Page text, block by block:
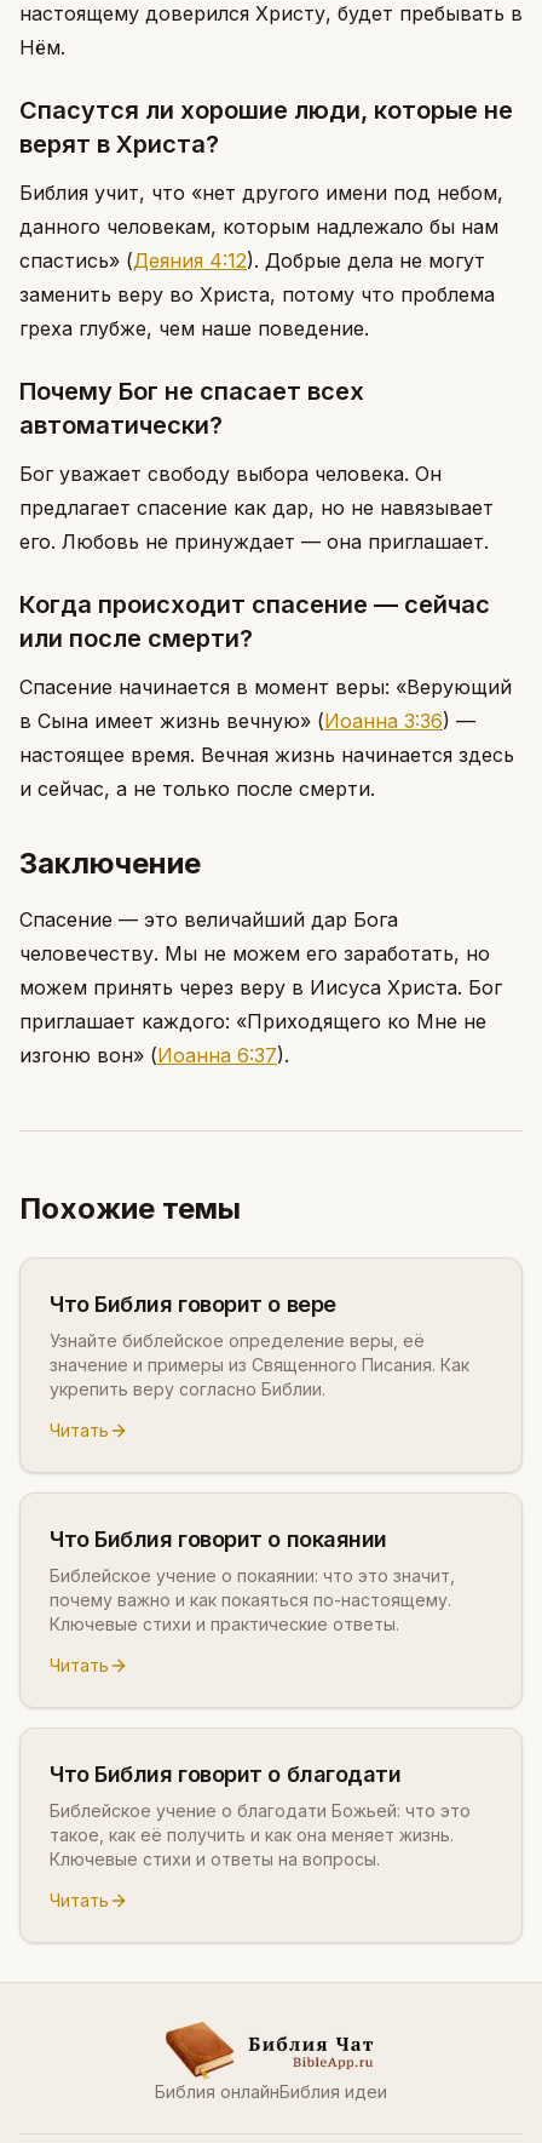
настоящему доверился Христу, будет пребывать в
Нём.
Спасутся ли хорошие люди, которые не
верят в Христа?
Библия учит, что «нет другого имени под небом,
данного человекам, которым надлежало бы нам
спастись» (Деяния 4:12). Добрые дела не могут
заменить веру во Христа, потому что проблема
греха глубже, чем наше поведение.
Почему Бог не спасает всех
автоматически?
Бог уважает свободу выбора человека. Он
предлагает спасение как дар, но не навязывает
его. Любовь не принуждает — она приглашает.
Когда происходит спасение — сейчас
или после смерти?
Спасение начинается в момент веры: «Верующий
в Сына имеет жизнь вечную» (Иоанна 3:36) —
настоящее время. Вечная жизнь начинается здесь
и сейчас, а не только после смерти.
Заключение
Спасение — это величайший дар Бога
человечеству. Мы не можем его заработать, но
можем принять через веру в Иисуса Христа. Бог
приглашает каждого: «Приходящего ко Мне не
изгоню вон» (Иоанна 6:37).
Похожие темы
Что Библия говорит о вере
Узнайте библейское определение веры, её
значение и примеры из Священного Писания. Как
укрепить веру согласно Библии.
Читать
Что Библия говорит о покаянии
Библейское учение о покаянии: что это значит,
почему важно и как покаяться по-настоящему.
Ключевые стихи и практические ответы.
Читать
Что Библия говорит о благодати
Библейское учение о благодати Божьей: что это
такое, как её получить и как она меняет жизнь.
Ключевые стихи и ответы на вопросы.
Читать
Библия онлайнБиблия идеи